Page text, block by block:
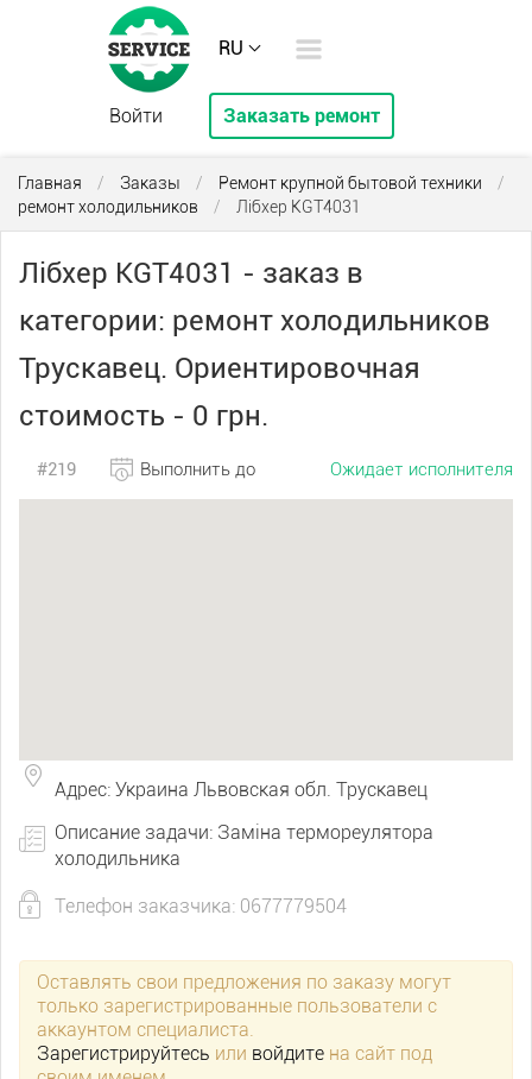
RU
Войти Заказать ремонт
Главная / Заказы / Ремонт крупной бытовой техники
/
ремонт холодильников
/ Лібхер KGT4031
Лібхер KGT4031 - заказ в
категории: ремонт холодильников
Трускавец. Ориентировочная
стоимость - 0 грн.
#219 Ожидает исполнителя
Выполнить до
Адрес: Украина Львовская обл. Трускавец
Описание задачи: Заміна термореулятора
холодильника
Телефон заказчика: 0677779504
Оставлять свои предложения по заказу могут
только зарегистрированные пользователи с
аккаунтом специалиста.
Зарегистрируйтесь или войдите на сайт под